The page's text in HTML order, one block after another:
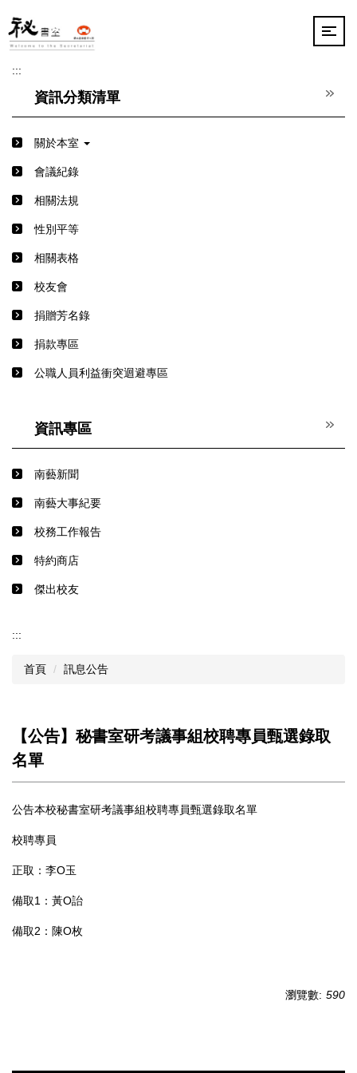
到
主
內
:::
資訊分類清單
關於本室
會議紀錄
相關法規
性別平等
相關表格
校友會
捐贈芳名錄
捐款專區
公職人員利益衝突迴避專區
資訊專區
南藝新聞
南藝大事紀要
校務工作報告
特約商店
傑出校友
:::
首頁 訊息公告
【公告】秘書室研考議事組校聘專員甄選錄取
名單
公告本校秘書室研考議事組校聘專員甄選錄取名單
校聘專員
正取：李O玉
備取1：黃O詒
備取2：陳O枚
瀏覽數: 590